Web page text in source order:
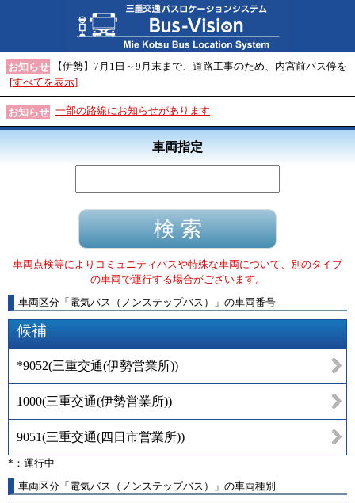
お知らせ
【伊勢】7月1日～9月末まで、道路工事のため、内宮前バス停を
[すべてを表示]
お知らせ 一部の路線にお知らせがあります
車両指定
車両点検等によりコミュニティバスや特殊な車両について、別のタイプ
の車両で運行する場合がございます。
車両区分 「 電気バス（ノンステップバス） 」 の車両番号
候補
*9052(三重交通(伊勢営業所))
1000(三重交通(伊勢営業所))
9051(三重交通(四日市営業所))
*：運行中
車両区分「電気バス（ノンステップバス）」の車両種別